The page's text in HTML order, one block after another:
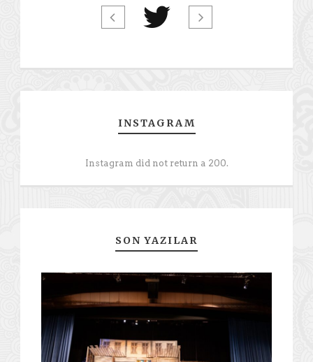
INSTAGRAM
Instagram did not return a 200.
SON YAZILAR